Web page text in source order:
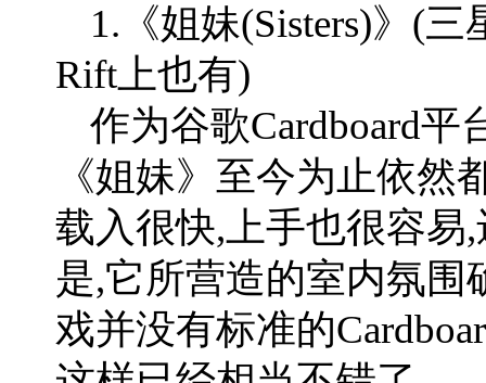
1.《姐妹(Sisters)》(三
Rift上也有)
作为谷歌Cardboard
《姐妹》至今为止依
载入很快,上手也很容易
是,它所营造的室内氛
戏并没有标准的